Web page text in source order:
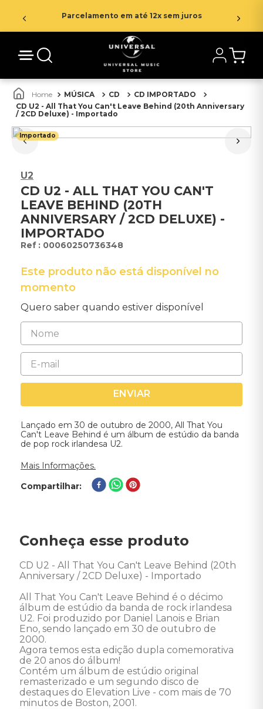
Parcelamento em até 12x sem juros
MÚSICA CD
CD IMPORTADO
CD U2 - All That You Can't Leave Behind (20th Anniversary
/ 2CD Deluxe) - Importado
Importado
U2
CD U2 - ALL THAT YOU CAN'T
LEAVE BEHIND (20TH
ANNIVERSARY / 2CD DELUXE) -
IMPORTADO
: 00060250736348
Este produto não está disponível no
momento
Quero saber quando estiver disponível
ENVIAR
Lançado em 30 de outubro de 2000, All That You
Can't Leave Behind é um álbum de estúdio da banda
de pop rock irlandesa U2.
Mais Informações.
Compartilhar
Conheça esse produto
CD U2 - All That You Can't Leave Behind (20th
Anniversary / 2CD Deluxe) - Importado
All That You Can't Leave Behind é o décimo
álbum de estúdio da banda de rock irlandesa
U2. Foi produzido por Daniel Lanois e Brian
Eno, sendo lançado em 30 de outubro de
2000.
Agora temos esta edição dupla comemorativa
de 20 anos do álbum!
Contém um álbum de estúdio original
remasterizado e um segundo disco de
destaques do Elevation Live - com mais de 70
minutos de Boston, 2001.